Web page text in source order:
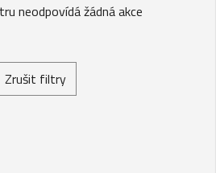
neodpovídá žádná akce
Zrušit filtry